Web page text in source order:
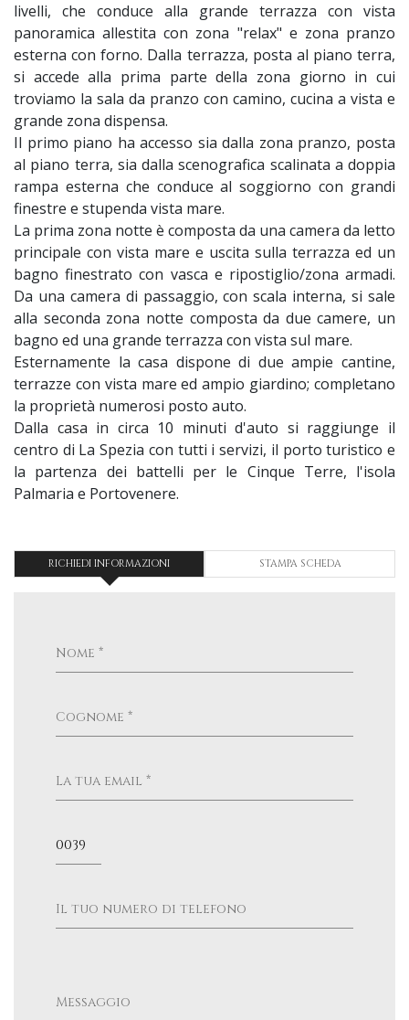
livelli, che conduce alla grande terrazza con vista
panoramica allestita con zona "relax" e zona pranzo
esterna con forno. Dalla terrazza, posta al piano terra,
si accede alla prima parte della zona giorno in cui
troviamo la sala da pranzo con camino, cucina a vista e
grande zona dispensa.
Il primo piano ha accesso sia dalla zona pranzo, posta
al piano terra, sia dalla scenografica scalinata a doppia
rampa esterna che conduce al soggiorno con grandi
finestre e stupenda vista mare.
La prima zona notte è composta da una camera da letto
principale con vista mare e uscita sulla terrazza ed un
bagno finestrato con vasca e ripostiglio/zona armadi.
Da una camera di passaggio, con scala interna, si sale
alla seconda zona notte composta da due camere, un
bagno ed una grande terrazza con vista sul mare.
Esternamente la casa dispone di due ampie cantine,
terrazze con vista mare ed ampio giardino; completano
la proprietà numerosi posto auto.
Dalla casa in circa 10 minuti d'auto si raggiunge il
centro di La Spezia con tutti i servizi, il porto turistico e
la partenza dei battelli per le Cinque Terre, l'isola
Palmaria e Portovenere.
RICHIEDI INFORMAZIONI STAMPA SCHEDA